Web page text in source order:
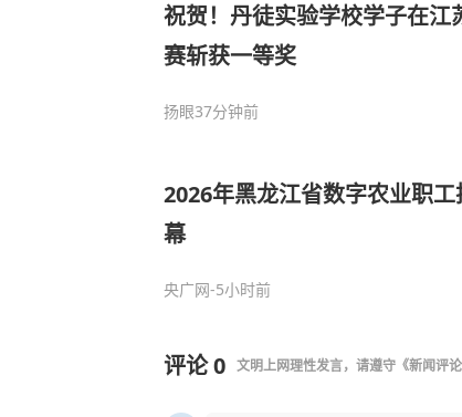
祝贺！丹徒实验学校学子在江
赛斩获一等奖
扬眼37分钟前
2026年黑龙江省数字农业职
幕
央广网-5小时前
评论0 文明上网理性发言，请遵守 《新闻评